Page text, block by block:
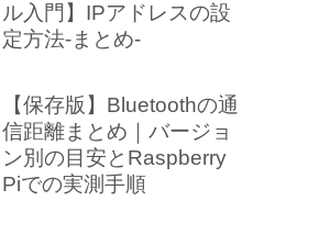
ル入門】IPアドレスの設
定方法-まとめ-
【保存版】Bluetoothの通
信距離まとめ｜バージョ
ン別の目安とRaspberry
Piでの実測手順